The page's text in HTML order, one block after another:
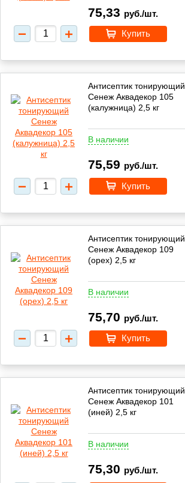
75,33 руб./шт.
Купить
Антисептик тонирующий
Сенеж Аквадекор 105
(калужница) 2,5 кг
В наличии
75,59 руб./шт.
Купить
Антисептик тонирующий
Сенеж Аквадекор 109
(орех) 2,5 кг
В наличии
75,70 руб./шт.
Купить
Антисептик тонирующий
Сенеж Аквадекор 101
(иней) 2,5 кг
В наличии
75,30 руб./шт.